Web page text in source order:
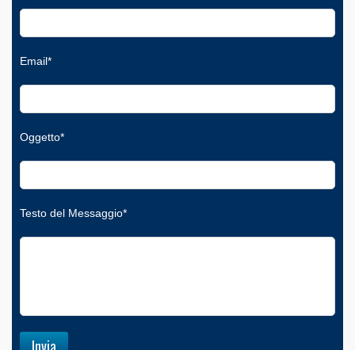
Email*
Oggetto*
Testo del Messaggio*